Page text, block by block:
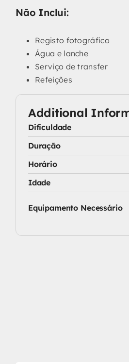
Não Inclui:
Registo fotográfico
Água e lanche
Serviço de transfer
Refeições
Additional
Dificuldade
Duração
Horário
Idade
Equipamento Necessário